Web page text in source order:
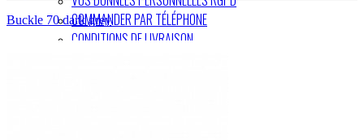
COMMANDER PAR TÉLÉPHONE
CONDITIONS DE LIVRAISON
Buckle 70 dark grey